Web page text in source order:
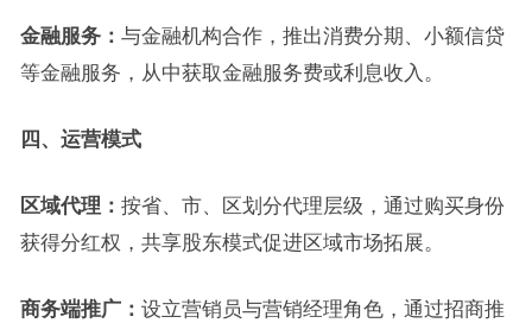
金融服务： 与金融机构合作，推出消费分期、小额信贷
等金融服务，从中获取金融服务费或利息收入。
四、运营模式
区域代理： 按省、市、区划分代理层级，通过购买身份
获得分红权，共享股东模式促进区域市场拓展。
商务端推广： 设立营销员与营销经理角色，通过招商推